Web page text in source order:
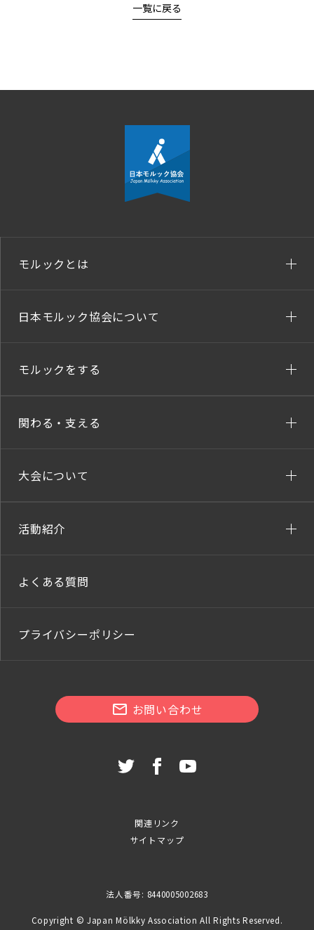
一覧に戻る
モルックとは
日本モルック協会について
モルックをする
関わる・支える
大会について
活動紹介
よくある質問
プライバシーポリシー
お問い合わせ
関連リンク
サイトマップ
法人番号: 8440005002683
Copyright © Japan Mölkky Association All Rights Reserved.